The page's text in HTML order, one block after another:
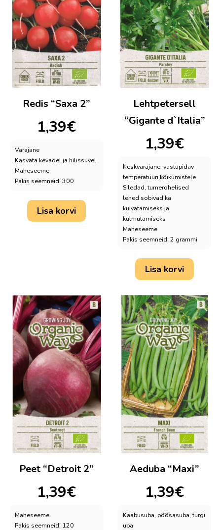
Redis “Saxa 2”
1,39€
Varajane
Kasvata kevadel ja hilissuvel
Maheseeme
Pakis seemneid: 300
Lisa korvi
Lehtpetersell
“Gigante d`Italia”
1,39€
Keskvarajane, vastupidav
temperatuuri kõikumistele
Siledad, tumerohelised
lehed sobivad ka
kuivatamiseks ja
külmutamiseks
Maheseeme
Pakis seemneid: 2 grammi
Lisa korvi
Peet “Detroit 2”
1,39€
Maheseeme
Pakis seemneid: 120
Aeduba “Maxi”
1,39€
Kääbusuba, põõsasuba, türgi
uba